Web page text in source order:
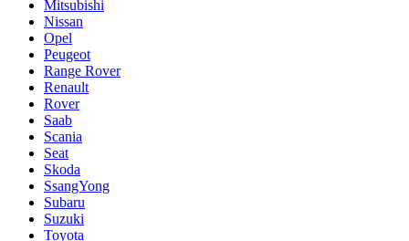
Mitsubishi
Nissan
Opel
Peugeot
Range Rover
Renault
Rover
Saab
Scania
Seat
Skoda
SsangYong
Subaru
Suzuki
Toyota